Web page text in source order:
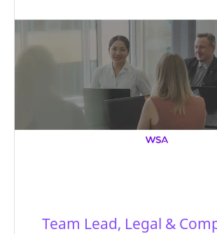
Team Lead, Legal &